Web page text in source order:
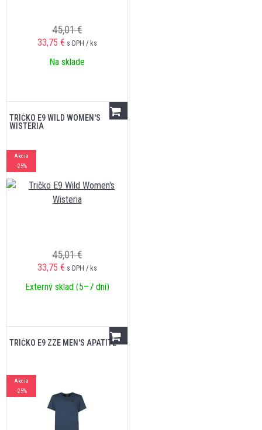
45,01 €
33,75 € s DPH / ks
Na sklade
TRIČKO E9 WILD WOMEN'S
WISTERIA
Akcia
-25%
45,01 €
33,75 € s DPH / ks
Externý sklad (5–7 dní)
TRIČKO E9 ZZE MEN'S APATITE
Akcia
-25%